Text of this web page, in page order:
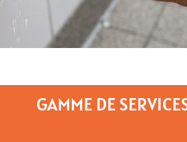
GAMME DE